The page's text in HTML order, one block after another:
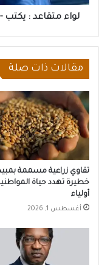
حرس
سلفاكير
لواء متقاعد : يكتب
مقالات ذات صلة
تقاوي زراعية مسممة
خطيرة تهدد حياة
أولياء
أغسطس 1, 2026